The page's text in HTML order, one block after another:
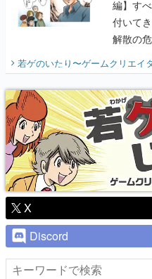
編】す
付いて
解散の
『少年
り】
若ゲのいたり〜ゲームクリエイ
X
Discord